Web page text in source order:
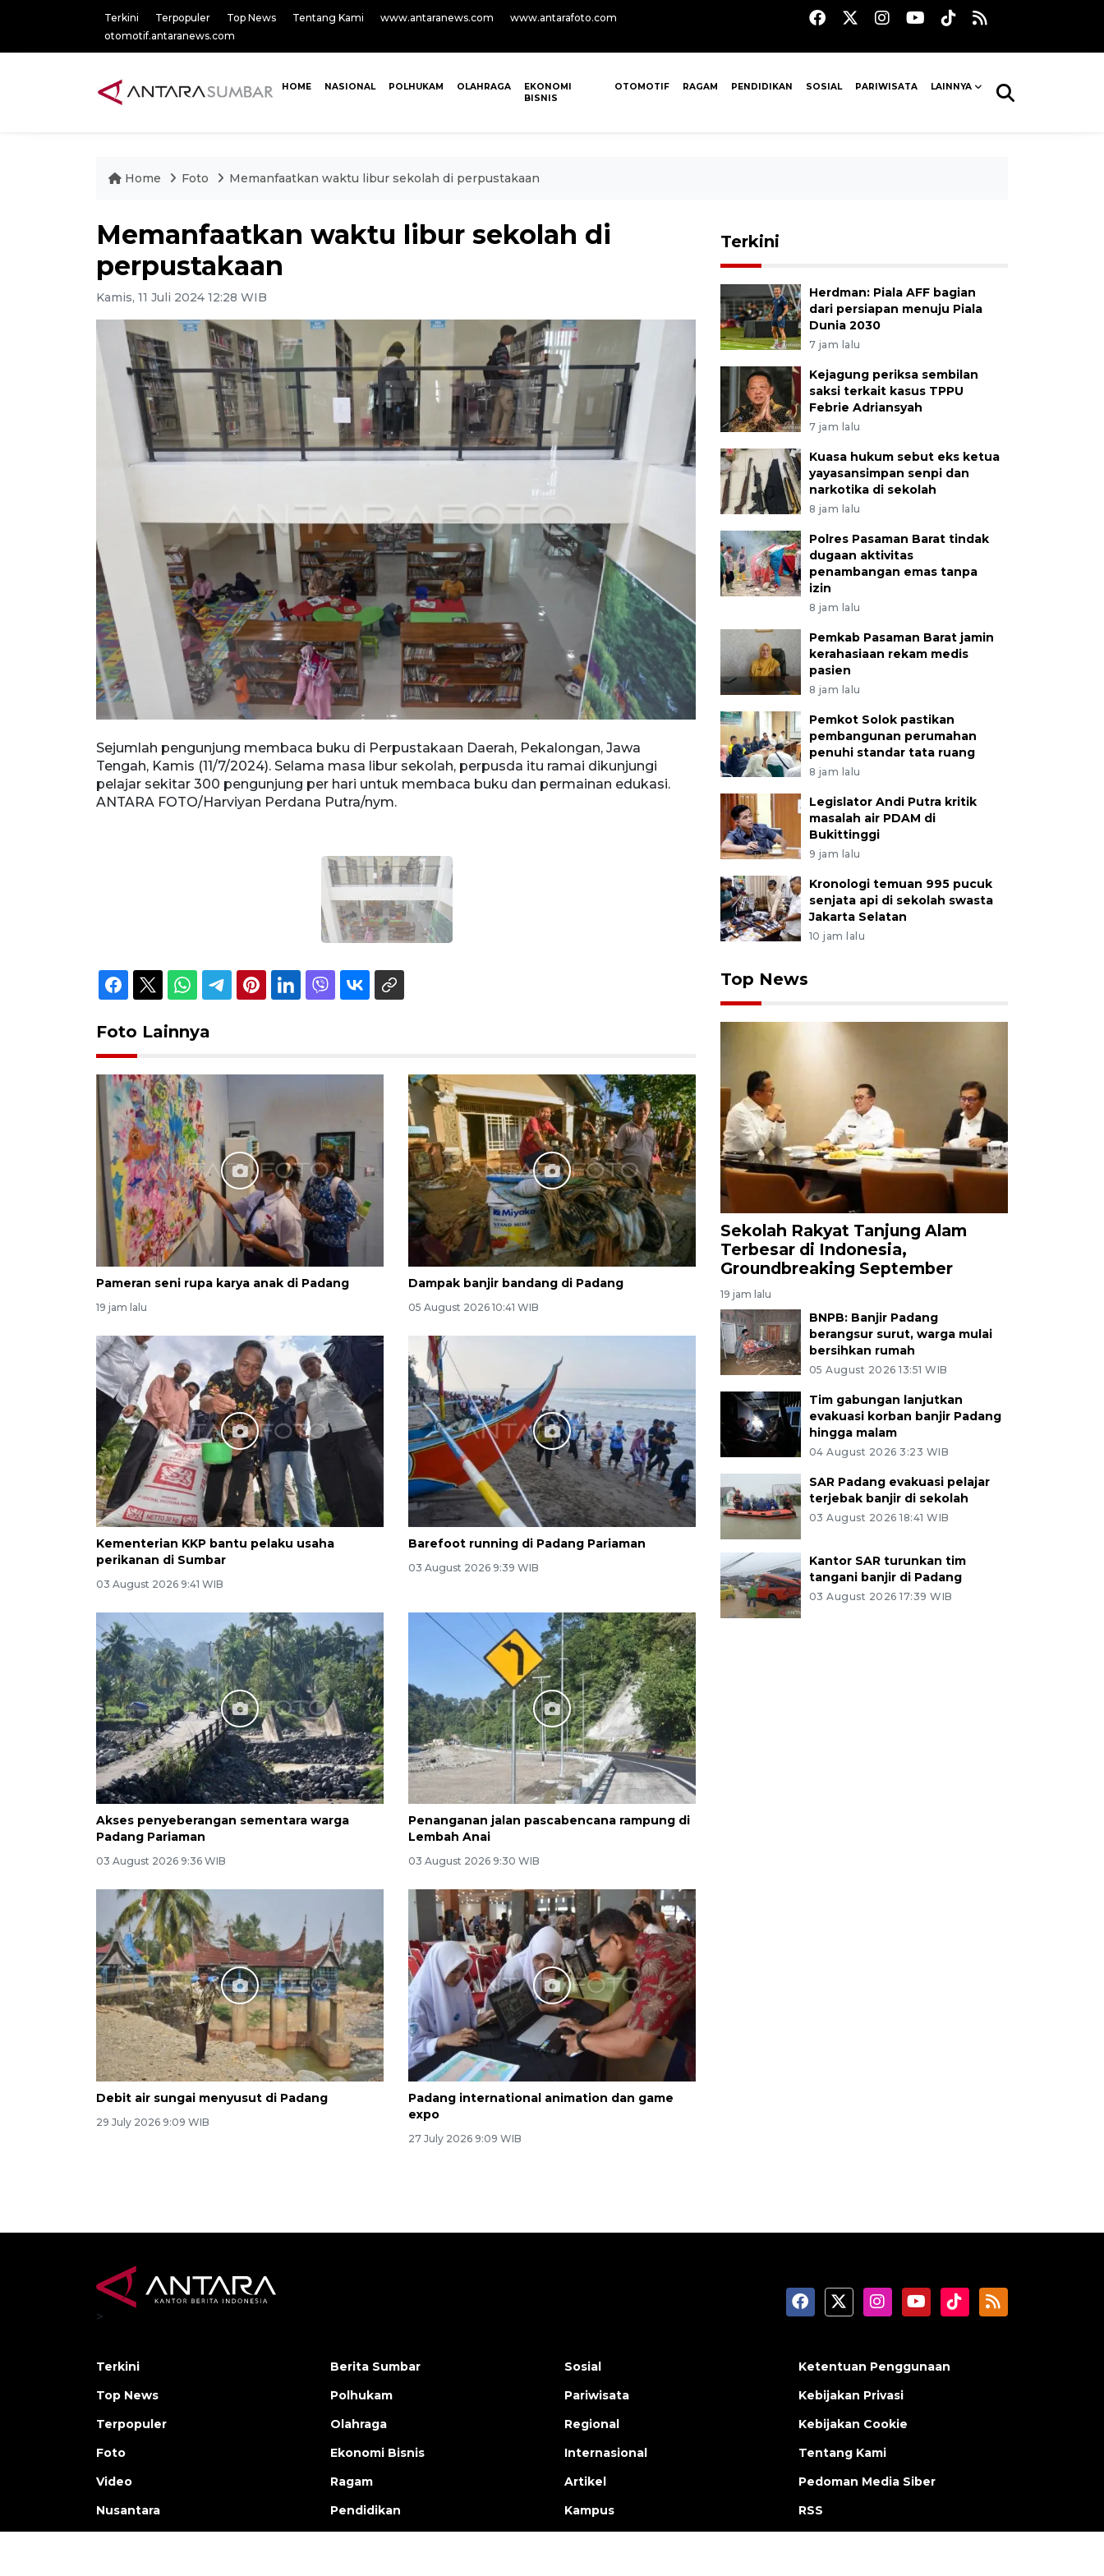
Terkini Terpopuler Top News Tentang Kami www.antaranews.com
www.antarafoto.com
otomotif.antaranews.com
HOME NASIONAL POLHUKAM OLAHRAGA
EKONOMI
BISNIS
OTOMOTIF RAGAM PENDIDIKAN SOSIAL PARIWISATA LAINNYA
Home Foto Memanfaatkan waktu libur sekolah di perpustakaan
Memanfaatkan waktu libur sekolah di
perpustakaan
Kamis, 11 Juli 2024 12:28 WIB
Sejumlah pengunjung membaca buku di Perpustakaan Daerah, Pekalongan, Jawa
Tengah, Kamis (11/7/2024). Selama masa libur sekolah, perpusda itu ramai dikunjungi
pelajar sekitar 300 pengunjung per hari untuk membaca buku dan permainan edukasi.
ANTARA FOTO/Harviyan Perdana Putra/nym.
Foto Lainnya
Pameran seni rupa karya anak di Padang
19 jam lalu
Dampak banjir bandang di Padang
05 August 2026 10:41 WIB
Kementerian KKP bantu pelaku usaha
perikanan di Sumbar
03 August 2026 9:41 WIB
Barefoot running di Padang Pariaman
03 August 2026 9:39 WIB
Akses penyeberangan sementara warga
Padang Pariaman
03 August 2026 9:36 WIB
Penanganan jalan pascabencana rampung di
Lembah Anai
03 August 2026 9:30 WIB
Debit air sungai menyusut di Padang
29 July 2026 9:09 WIB
Padang international animation dan game
expo
27 July 2026 9:09 WIB
Terkini
Herdman: Piala AFF bagian
dari persiapan menuju Piala
Dunia 2030
7 jam lalu
Kejagung periksa sembilan
saksi terkait kasus TPPU
Febrie Adriansyah
7 jam lalu
Kuasa hukum sebut eks ketua
yayasansimpan senpi dan
narkotika di sekolah
8 jam lalu
Polres Pasaman Barat tindak
dugaan aktivitas
penambangan emas tanpa
izin
8 jam lalu
Pemkab Pasaman Barat jamin
kerahasiaan rekam medis
pasien
8 jam lalu
Pemkot Solok pastikan
pembangunan perumahan
penuhi standar tata ruang
8 jam lalu
Legislator Andi Putra kritik
masalah air PDAM di
Bukittinggi
9 jam lalu
Kronologi temuan 995 pucuk
senjata api di sekolah swasta
Jakarta Selatan
10 jam lalu
Top News
Sekolah Rakyat Tanjung Alam
Terbesar di Indonesia,
Groundbreaking September
19 jam lalu
BNPB: Banjir Padang
berangsur surut, warga mulai
bersihkan rumah
05 August 2026 13:51 WIB
Tim gabungan lanjutkan
evakuasi korban banjir Padang
hingga malam
04 August 2026 3:23 WIB
SAR Padang evakuasi pelajar
terjebak banjir di sekolah
03 August 2026 18:41 WIB
Kantor SAR turunkan tim
tangani banjir di Padang
03 August 2026 17:39 WIB
>
Terkini
Top News
Terpopuler
Foto
Video
Nusantara
Berita Sumbar
Polhukam
Olahraga
Ekonomi Bisnis
Ragam
Pendidikan
Sosial
Pariwisata
Regional
Internasional
Artikel
Kampus
Ketentuan Penggunaan
Kebijakan Privasi
Kebijakan Cookie
Tentang Kami
Pedoman Media Siber
RSS